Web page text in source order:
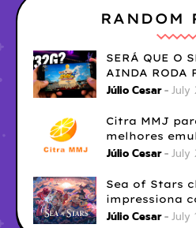
RANDOM
SERÁ QUE O
AINDA RODA
3DS?
Júlio Cesar July
Citra MMJ
melhores
Nintendo 3DS O Citra MMJ
Júlio Cesar July
Sea of ​​Stars
impressiona
Júlio Cesar July